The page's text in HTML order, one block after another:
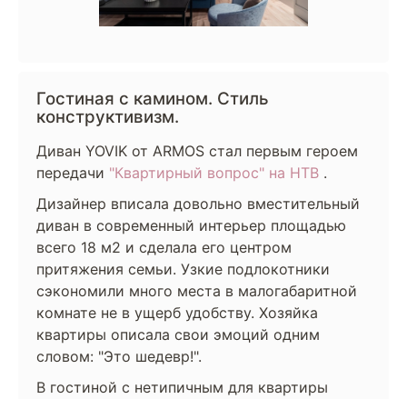
Гостиная с камином. Стиль
конструктивизм.
Диван YOVIK от ARMOS стал первым героем
передачи "Квартирный вопрос" на НТВ .
Дизайнер вписала довольно вместительный
диван в современный интерьер площадью
всего 18 м2 и сделала его центром
притяжения семьи. Узкие подлокотники
сэкономили много места в малогабаритной
комнате не в ущерб удобству. Хозяйка
квартиры описала свои эмоций одним
словом: "Это шедевр!".
В гостиной с нетипичным для квартиры